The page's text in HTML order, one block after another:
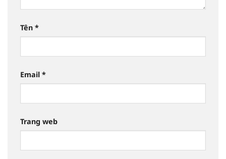
Tên *
Email *
Trang web